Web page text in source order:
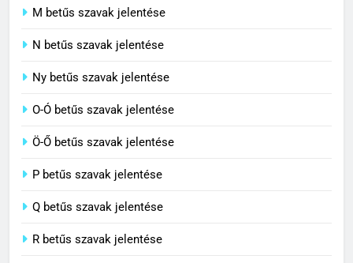
C BETŰS SZAVAK JELENTÉSE
8
Centenárium jelentése
M betűs szavak jelentése
N betűs szavak jelentése
Ny betűs szavak jelentése
O-Ó betűs szavak jelentése
Ö-Ő betűs szavak jelentése
P betűs szavak jelentése
Q betűs szavak jelentése
R betűs szavak jelentése